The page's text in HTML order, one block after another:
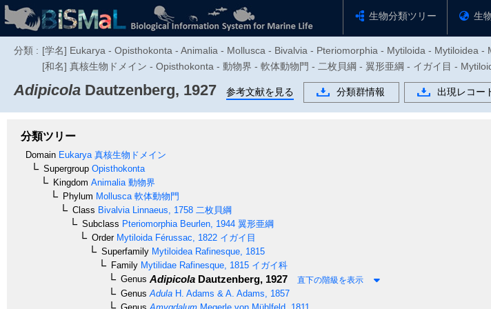
生物分類ツリー 生
分類 : [学名] Eukarya - Opisthokonta - Animalia - Mollusca - Bivalvia - Pteriomorphia - Mytiloida - Mytiloidea -
[和名] 真核生物ドメイン - Opisthokonta - 動物界 - 軟体動物門 - 二枚貝綱 - 翼形亜綱 - イガイ目 -
Adipicola Dautzenberg, 1927 参考文献を見る 分類群情報 出現レコー
分類ツリー
Domain Eukarya 真核生物ドメイン
Supergroup Opisthokonta
Kingdom Animalia 動物界
Phylum Mollusca 軟体動物門
Class Bivalvia Linnaeus, 1758 二枚貝綱
Subclass Pteriomorphia Beurlen, 1944 翼形亜綱
OrderMytiloida Férussac, 1822 イガイ目
Superfamily Mytiloidea Rafinesque, 1815
Family Mytilidae Rafinesque, 1815 イガイ科
Genus Adipicola Dautzenberg, 1927 直下の階級を表示
Genus Adula H. Adams & A. Adams, 1857